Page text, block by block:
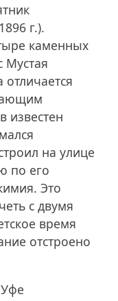
г.).
каменных
Мустая
известен
на улице
по его
Это
с двумя
время
отстроено